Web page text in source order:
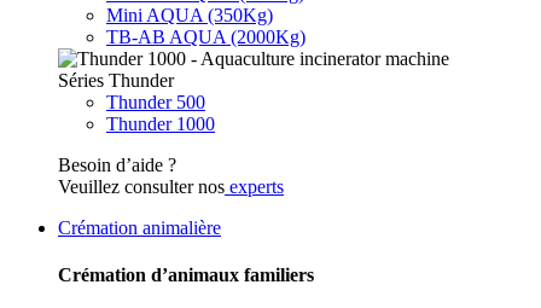
Mini AQUA (350Kg)
TB-AB AQUA (2000Kg)
Séries Thunder
Thunder 500
Thunder 1000
Besoin d’aide ?
Veuillez consulter nos experts
Crémation animalière
Crémation d’animaux familiers